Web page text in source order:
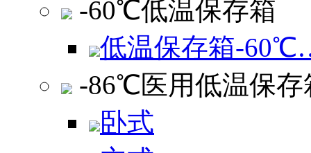
-60℃低温保存箱
低温保存箱-
-86℃医用低温保存
卧式